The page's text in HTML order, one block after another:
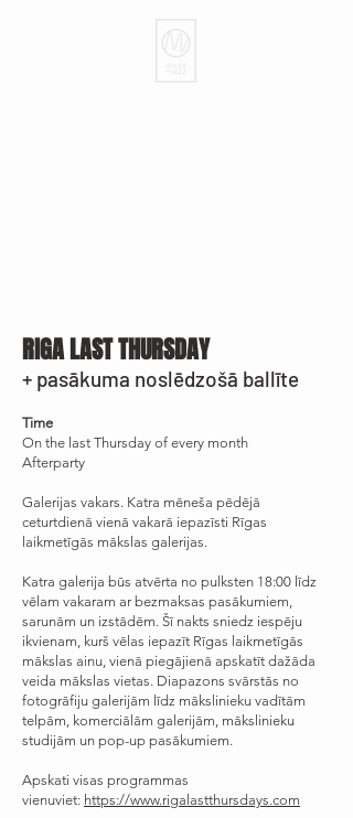
+ pasākuma noslēdzošā ballīte
RIGA LAST THURSDAY
Time
On the last Thursday of every month
Afterparty
Galerijas vakars. Katra mēneša pēdējā
ceturtdienā vienā vakarā iepazīsti Rīgas
laikmetīgās mākslas galerijas.
Katra galerija būs atvērta no pulksten 18:00 līdz
vēlam vakaram ar bezmaksas pasākumiem,
sarunām un izstādēm. Šī nakts sniedz iespēju
ikvienam, kurš vēlas iepazīt Rīgas laikmetīgās
mākslas ainu, vienā piegājienā apskatīt dažāda
veida mākslas vietas. Diapazons svārstās no
fotogrāfiju galerijām līdz mākslinieku vadītām
telpām, komerciālām galerijām, mākslinieku
studijām un pop-up pasākumiem.
Apskati visas programmas
vienuviet: https://www.rigalastthursdays.com